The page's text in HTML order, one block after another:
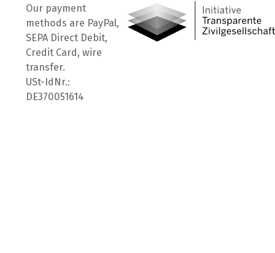
Our payment
methods are PayPal,
SEPA Direct Debit,
Credit Card, wire
transfer.
USt-IdNr.:
DE370051614